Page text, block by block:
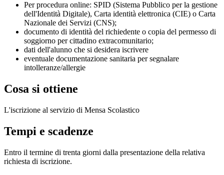
Per procedura online: SPID (Sistema Pubblico per la gestione
dell'Identità Digitale), Carta identità elettronica (CIE) o Carta
Nazionale dei Servizi (CNS);
documento di identità del richiedente o copia del permesso di
soggiorno per cittadino extracomunitario;
dati dell'alunno che si desidera iscrivere
eventuale documentazione sanitaria per segnalare
intolleranze/allergie
Cosa si ottiene
L'iscrizione al servizio di Mensa Scolastico
Tempi e scadenze
Entro il termine di trenta giorni dalla presentazione della relativa
richiesta di iscrizione.